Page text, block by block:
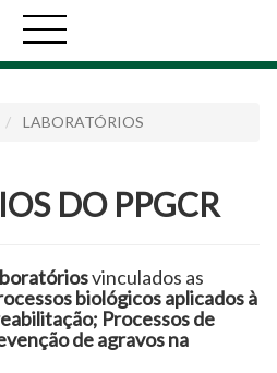
LABORATÓRIOS
DO PPGCR
vinculados as
biológicos aplicados à
Processos de
de agravos na